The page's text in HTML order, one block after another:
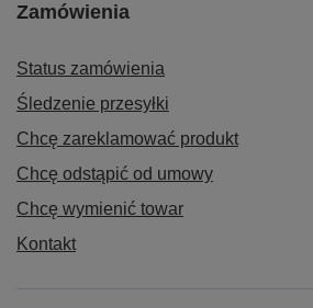
Zamówienia
Status zamówienia
Śledzenie przesyłki
Chcę zareklamować produkt
Chcę odstąpić od umowy
Chcę wymienić towar
Kontakt